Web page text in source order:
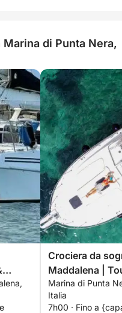
di Punta Nera,
Crociera da
Maddalena |
intero in yacht
del Bertram 33
Marina di Punta
Italia
7h00 · Fino a